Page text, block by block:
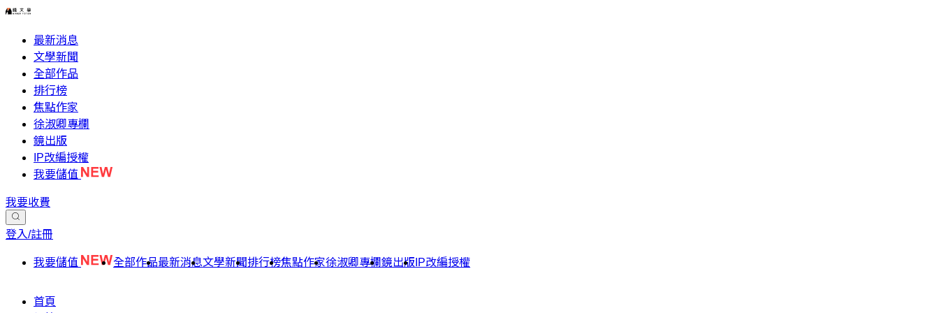
最新消息
文學新聞
全部作品
排行榜
焦點作家
徐淑卿專欄
鏡出版
IP改編授權
我要儲值
我要收費
登入/註冊
我要儲值 全部作品最新消息文學新聞排行榜焦點作家徐淑卿專欄鏡出版 IP改編授權
首頁